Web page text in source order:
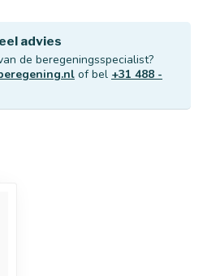
advies
de beregeningsspecialist?
of bel +31 488 -